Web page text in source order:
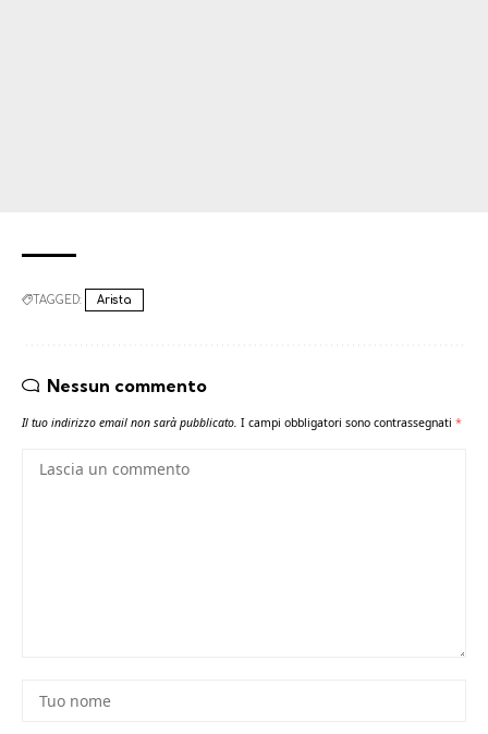
TAGGED: Arista
Nessun commento
Il tuo indirizzo email non sarà pubblicato. I campi obbligatori sono contrassegnati *